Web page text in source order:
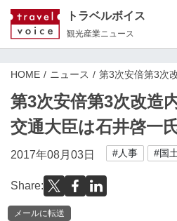
トラベルボイス
観光産業ニュース
HOME ニュース 第3次安倍第3次
第3次安倍第3次改造
交通大臣は石井啓一
2017年08月03日 #人事 #国
Share:
メールに転送